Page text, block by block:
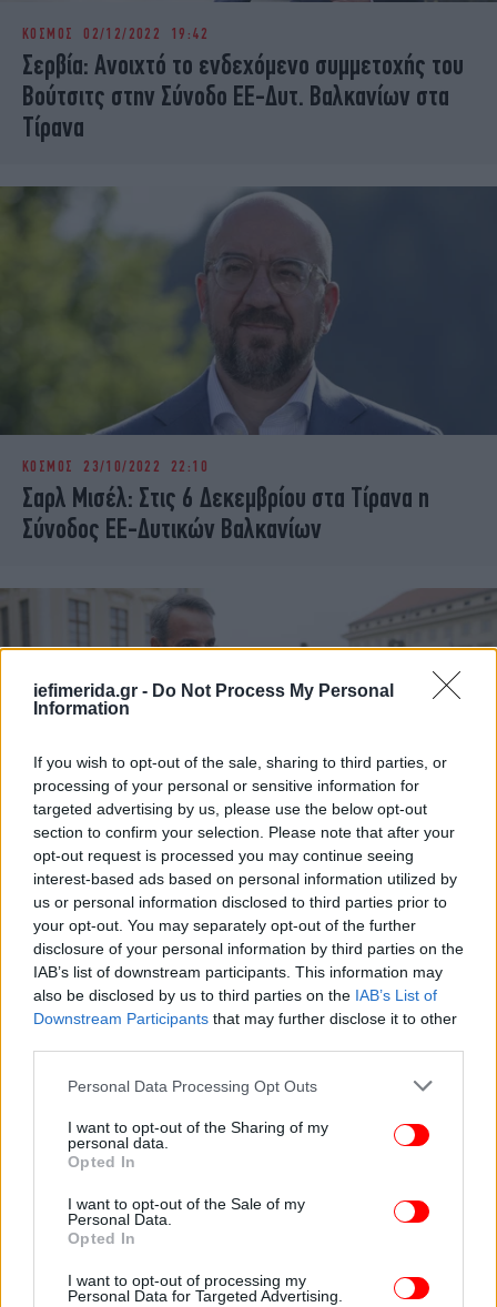
iefimerida.gr - Do Not Process My Personal
Information
If you wish to opt-out of the sale, sharing to third parties, or
processing of your personal or sensitive information for
targeted advertising by us, please use the below opt-out
section to confirm your selection. Please note that after your
opt-out request is processed you may continue seeing
interest-based ads based on personal information utilized by
us or personal information disclosed to third parties prior to
your opt-out. You may separately opt-out of the further
disclosure of your personal information by third parties on the
IAB’s list of downstream participants. This information may
also be disclosed by us to third parties on the IAB’s List of
Downstream Participants that may further disclose it to other
Please note that this website/app uses one or more Google
not limited to your visit or usage behaviour. You may click to
grant or deny consent to Google and its third-party tags to
use your data for below specified purposes in below Google
consent section.
Personal Data Processing Opt Outs
I want to opt-out of the Sharing of my
personal data.
Opted In
I want to opt-out of the Sale of my
Personal Data.
Opted In
I want to opt-out of processing my
Personal Data for Targeted Advertising.
ΚΟΣΜΟΣ 02/12/2022 19:42
Σερβία: Aνοιχτό το ενδεχόμενο συμμετοχής του
Βούτσιτς στην Σύνοδο ΕΕ-Δυτ. Βαλκανίων στα
Τίρανα
ΚΟΣΜΟΣ 23/10/2022 22:10
Σαρλ Μισέλ: Στις 6 Δεκεμβρίου στα Τίρανα η
Σύνοδος ΕΕ-Δυτικών Βαλκανίων
ΠΟΛΙΤΙΚΗ 20/10/2022 17:04
Μητσοτάκης από Βρυξέλλες: Ήρθε η ώρα να
πάρουμε τολμηρές αποφάσεις για το κόστος
ενέργειας
ΚΟΣΜΟΣ 22/06/2022 15:16